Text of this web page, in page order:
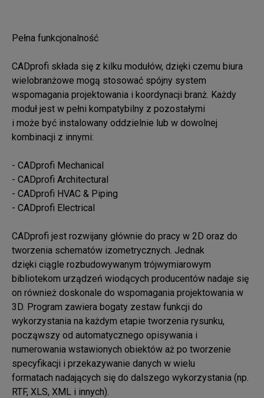
Pełna funkcjonalność
CADprofi składa się z kilku modułów, dzięki czemu biura
wielobranżowe mogą stosować spójny system
wspomagania projektowania i koordynacji branż. Każdy
moduł jest w pełni kompatybilny z pozostałymi
i może być instalowany oddzielnie lub w dowolnej
kombinacji z innymi:
- CADprofi Mechanical
- CADprofi Architectural
- CADprofi HVAC & Piping
- CADprofi Electrical
CADprofi jest rozwijany głównie do pracy w 2D oraz do
tworzenia schematów izometrycznych. Jednak
dzięki ciągle rozbudowywanym trójwymiarowym
bibliotekom urządzeń wiodących producentów nadaje się
on również doskonale do wspomagania projektowania w
3D. Program zawiera bogaty zestaw funkcji do
wykorzystania na każdym etapie tworzenia rysunku,
począwszy od automatycznego opisywania i
numerowania wstawionych obiektów aż po tworzenie
specyfikacji i przekazywanie danych w wielu
formatach nadających się do dalszego wykorzystania (np.
RTF, XLS, XML i innych).